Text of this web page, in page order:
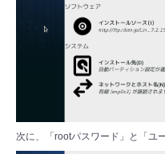
次に、「rootパスワード」と「ユ